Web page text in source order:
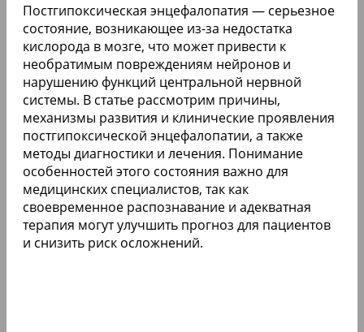
Постгипоксическая энцефалопатия — серьезное
состояние, возникающее из-за недостатка
кислорода в мозге, что может привести к
необратимым повреждениям нейронов и
нарушению функций центральной нервной
системы. В статье рассмотрим причины,
механизмы развития и клинические проявления
постгипоксической энцефалопатии, а также
методы диагностики и лечения. Понимание
особенностей этого состояния важно для
медицинских специалистов, так как
своевременное распознавание и адекватная
терапия могут улучшить прогноз для пациентов
и снизить риск осложнений.